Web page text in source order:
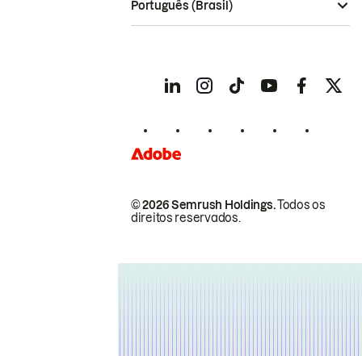
© 2026 Semrush Holdings.Todos os
direitos reservados.
Português (Brasil)